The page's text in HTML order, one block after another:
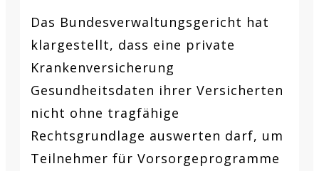
Das Bundesverwaltungsgericht hat
klargestellt, dass eine private
Krankenversicherung
Gesundheitsdaten ihrer Versicherten
nicht ohne tragfähige
Rechtsgrundlage auswerten darf, um
Teilnehmer für Vorsorgeprogramme